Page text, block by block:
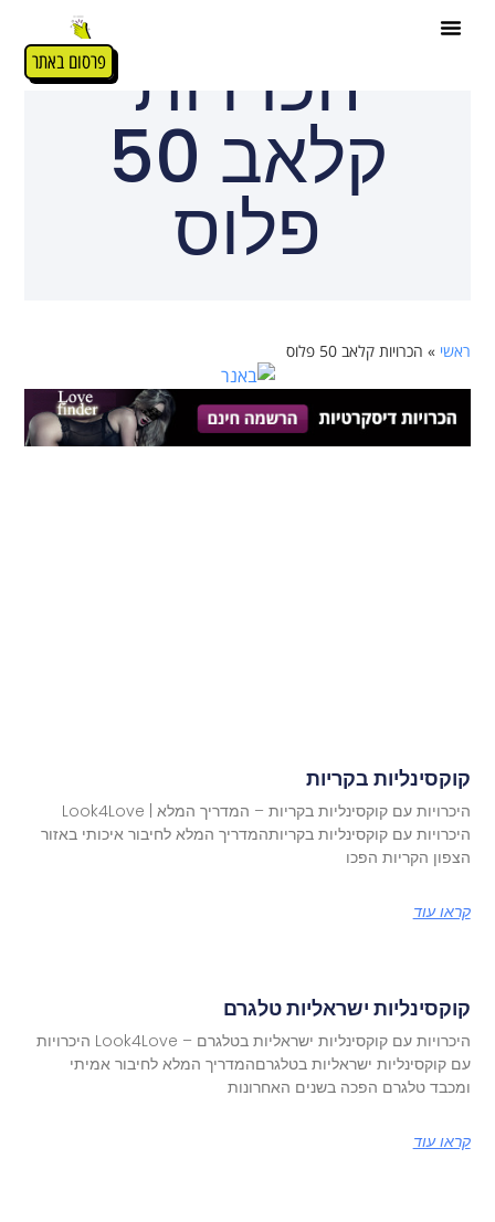
פרסום באתר הכרויות
קלאב 50
פלוס
ראשי » הכרויות קלאב 50 פלוס
קוקסינליות בקריות
היכרויות עם קוקסינליות בקריות – המדריך המלא | Look4Love
היכרויות עם קוקסינליות בקריותהמדריך המלא לחיבור איכותי באזור
הצפון הקריות הפכו
קראו עוד
קוקסינליות ישראליות טלגרם
היכרויות עם קוקסינליות ישראליות בטלגרם – Look4Love היכרויות
עם קוקסינליות ישראליות בטלגרםהמדריך המלא לחיבור אמיתי
ומכבד טלגרם הפכה בשנים האחרונות
קראו עוד